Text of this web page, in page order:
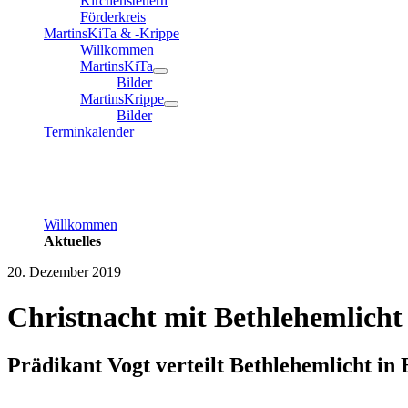
Förderkreis
MartinsKiTa & -Krippe
Willkommen
MartinsKiTa
Bilder
MartinsKrippe
Bilder
Terminkalender
Willkommen
Aktuelles
20. Dezember 2019
Christnacht mit Bethlehemlicht
Prädikant Vogt verteilt Bethlehemlicht in